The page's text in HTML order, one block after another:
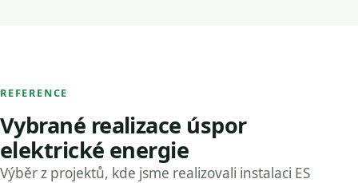
REFERENCE
Vybrané realizace úspor
elektrické energie
Výběr z projektů, kde jsme realizovali instalaci ES